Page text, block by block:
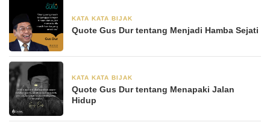
KATA KATA BIJAK
Quote Gus Dur tentang Menjadi Hamba Sejati
KATA KATA BIJAK
Quote Gus Dur tentang Menapaki Jalan
Hidup